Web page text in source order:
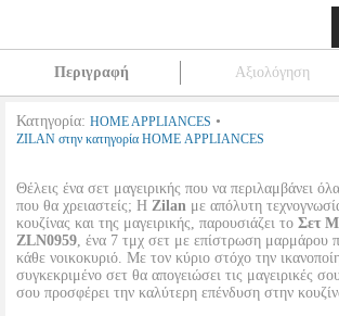
Περιγραφή Αξιολόγηση
Κατηγορία: HOME APPLIANCES •
ZILAN στην κατηγορία HOME APPLIANCES
Θέλεις ένα σετ μαγειρικής που να περιλαμβάνει
που θα χρειαστείς; Η Zilan με απόλυτη
κουζίνας και της μαγειρικής, παρουσιάζει το Σετ
ZLN0959, ένα 7 τμχ σετ με επίστρωση μαρμάρου
κάθε νοικοκυριό. Με τον κύριο στόχο την
συγκεκριμένο σετ θα απογειώσει τις μαγειρικές
σου προσφέρει την καλύτερη επένδυση στην